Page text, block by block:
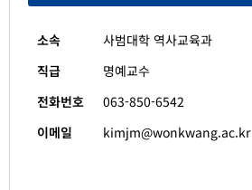
소속
사범대학 역사교육과
직급
명예교수
전화번호
063-850-6542
이메일
kimjm@wonkwang.ac.kr